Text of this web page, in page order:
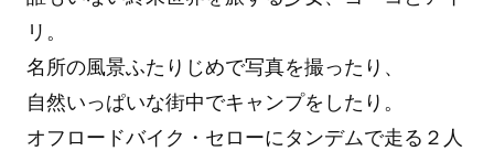
リ。
名所の風景ふたりじめで写真を撮ったり、
自然いっぱいな街中でキャンプをしたり。
オフロードバイク・セローにタンデムで走る２人